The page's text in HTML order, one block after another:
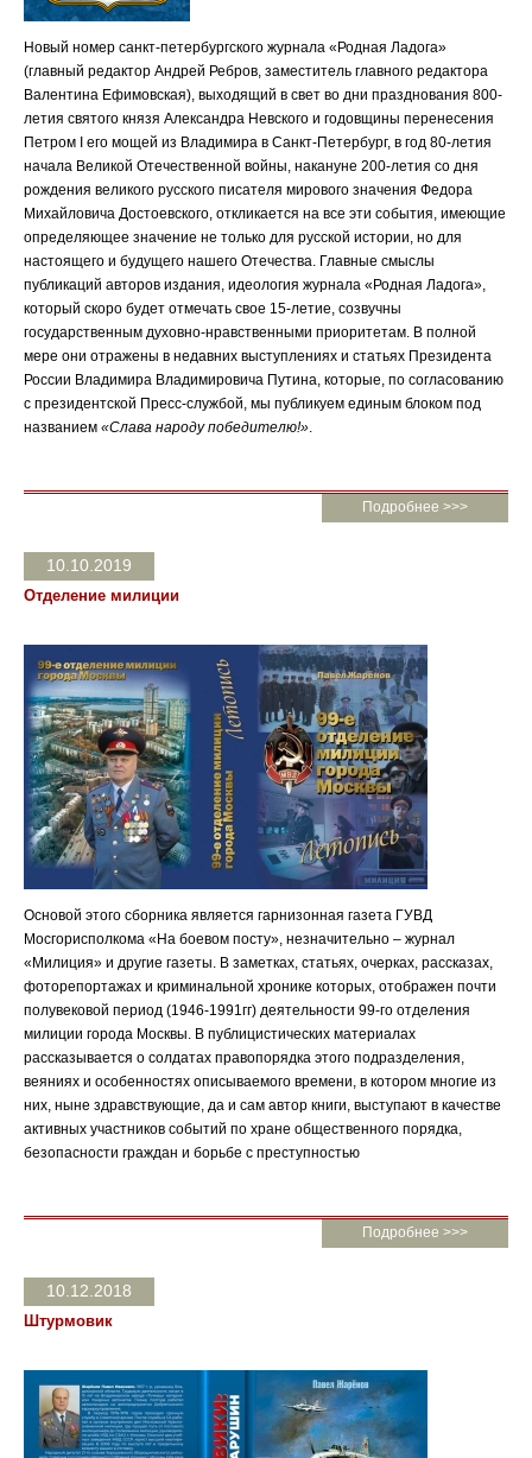
Новый номер санкт-петербургского журнала «Родная Ладога»
(главный редактор Андрей Ребров, заместитель главного редактора
Валентина Ефимовская), выходящий в свет во дни празднования 800-
летия святого князя Александра Невского и годовщины перенесения
Петром I его мощей из Владимира в Санкт-Петербург, в год 80-летия
начала Великой Отечественной войны, накануне 200-летия со дня
рождения великого русского писателя мирового значения Федора
Михайловича Достоевского, откликается на все эти события, имеющие
определяющее значение не только для русской истории, но для
настоящего и будущего нашего Отечества. Главные смыслы
публикаций авторов издания, идеология журнала «Родная Ладога»,
который скоро будет отмечать свое 15-летие, созвучны
государственным духовно-нравственными приоритетам. В полной
мере они отражены в недавних выступлениях и статьях Президента
России Владимира Владимировича Путина, которые, по согласованию
с президентской Пресс-службой, мы публикуем единым блоком под
названием «Слава народу победителю!».
Подробнее >>>
10.10.2019
Отделение милиции
Основой этого сборника является гарнизонная газета ГУВД
Мосгорисполкома «На боевом посту», незначительно – журнал
«Милиция» и другие газеты. В заметках, статьях, очерках, рассказах,
фоторепортажах и криминальной хронике которых, отображен почти
полувековой период (1946-1991гг) деятельности 99-го отделения
милиции города Москвы. В публицистических материалах
рассказывается о солдатах правопорядка этого подразделения,
веяниях и особенностях описываемого времени, в котором многие из
них, ныне здравствующие, да и сам автор книги, выступают в качестве
активных участников событий по хране общественного порядка,
безопасности граждан и борьбе с преступностью
Подробнее >>>
10.12.2018
Штурмовик